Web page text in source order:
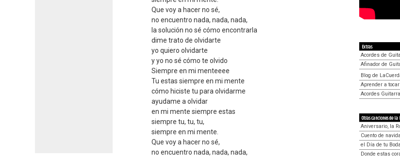
Que voy a hacer no sé,
no encuentro nada, nada, nada,
la solución no sé cómo encontrarla
dime trato de olvidarte
yo quiero olvidarte
y yo no sé cómo te olvido
Siempre en mi menteeee
Tu estas siempre en mi mente
cómo hiciste tu para olvidarme
ayudame a olvidar
en mi mente siempre estas
siempre tu, tu, tu,
siempre en mi mente.
Que voy a hacer no sé,
no encuentro nada, nada, nada,
Extras
Acordes de
Afinador de
Blog de
Aprender a
Acordes Guitarra
Otras canciones de
Aniversario, la
Cuento de
el Día de tu
Donde estas